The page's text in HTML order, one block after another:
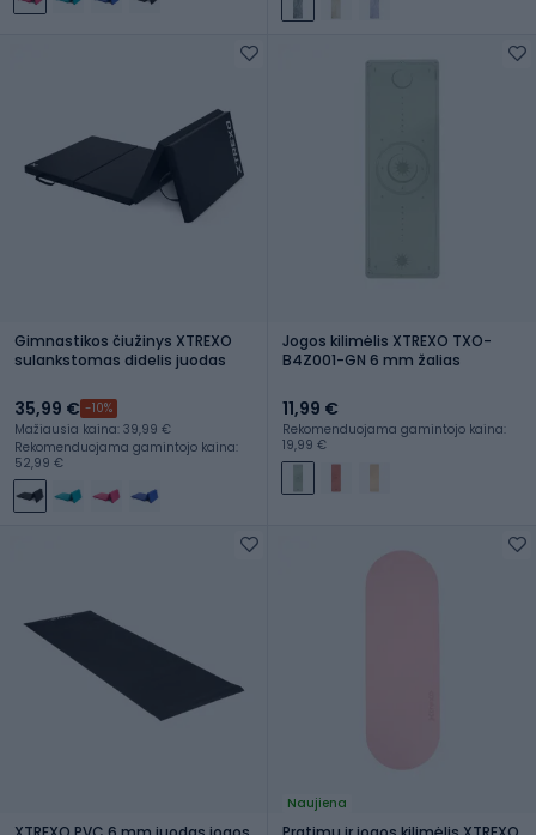
Gimnastikos čiužinys XTREXO
sulankstomas didelis juodas
35,99 € -10%
Mažiausia kaina: 39,99 €
Rekomenduojama gamintojo kaina:
52,99 €
Jogos kilimėlis XTREXO TXO-
B4Z001-GN 6 mm žalias
11,99 €
Rekomenduojama gamintojo kaina:
19,99 €
Naujiena